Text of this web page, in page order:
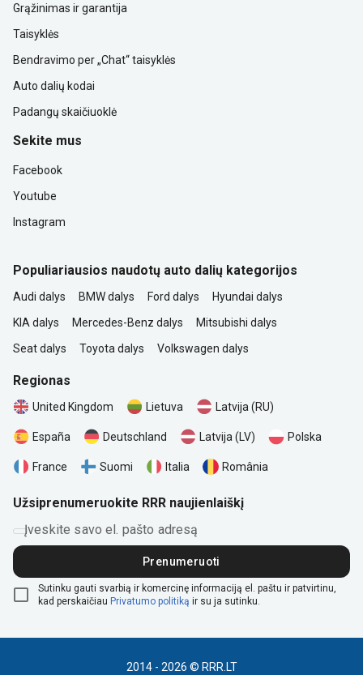
Grąžinimas ir garantija
Taisyklės
Bendravimo per „Chat“ taisyklės
Auto dalių kodai
Padangų skaičiuoklė
Sekite mus
Facebook
Youtube
Instagram
Populiariausios naudotų auto dalių kategorijos
Audi dalys BMW dalys Ford dalys
Hyundai dalys
KIA dalys
Mercedes-Benz dalys
Mitsubishi dalys
Seat dalys
Toyota dalys Volkswagen dalys
Regionas
United Kingdom Lietuva Latvija (RU)
España Deutschland Latvija (LV) Polska
France Suomi Italia România
Užsiprenumeruokite RRR naujienlaiškį
Įveskite savo el. pašto adresą
Prenumeruoti
Sutinku gauti svarbią ir komercinę informaciją el. paštu ir patvirtinu,
kad perskaičiau Privatumo politiką ir su ja sutinku.
2014 - 2026 © RRR.LT